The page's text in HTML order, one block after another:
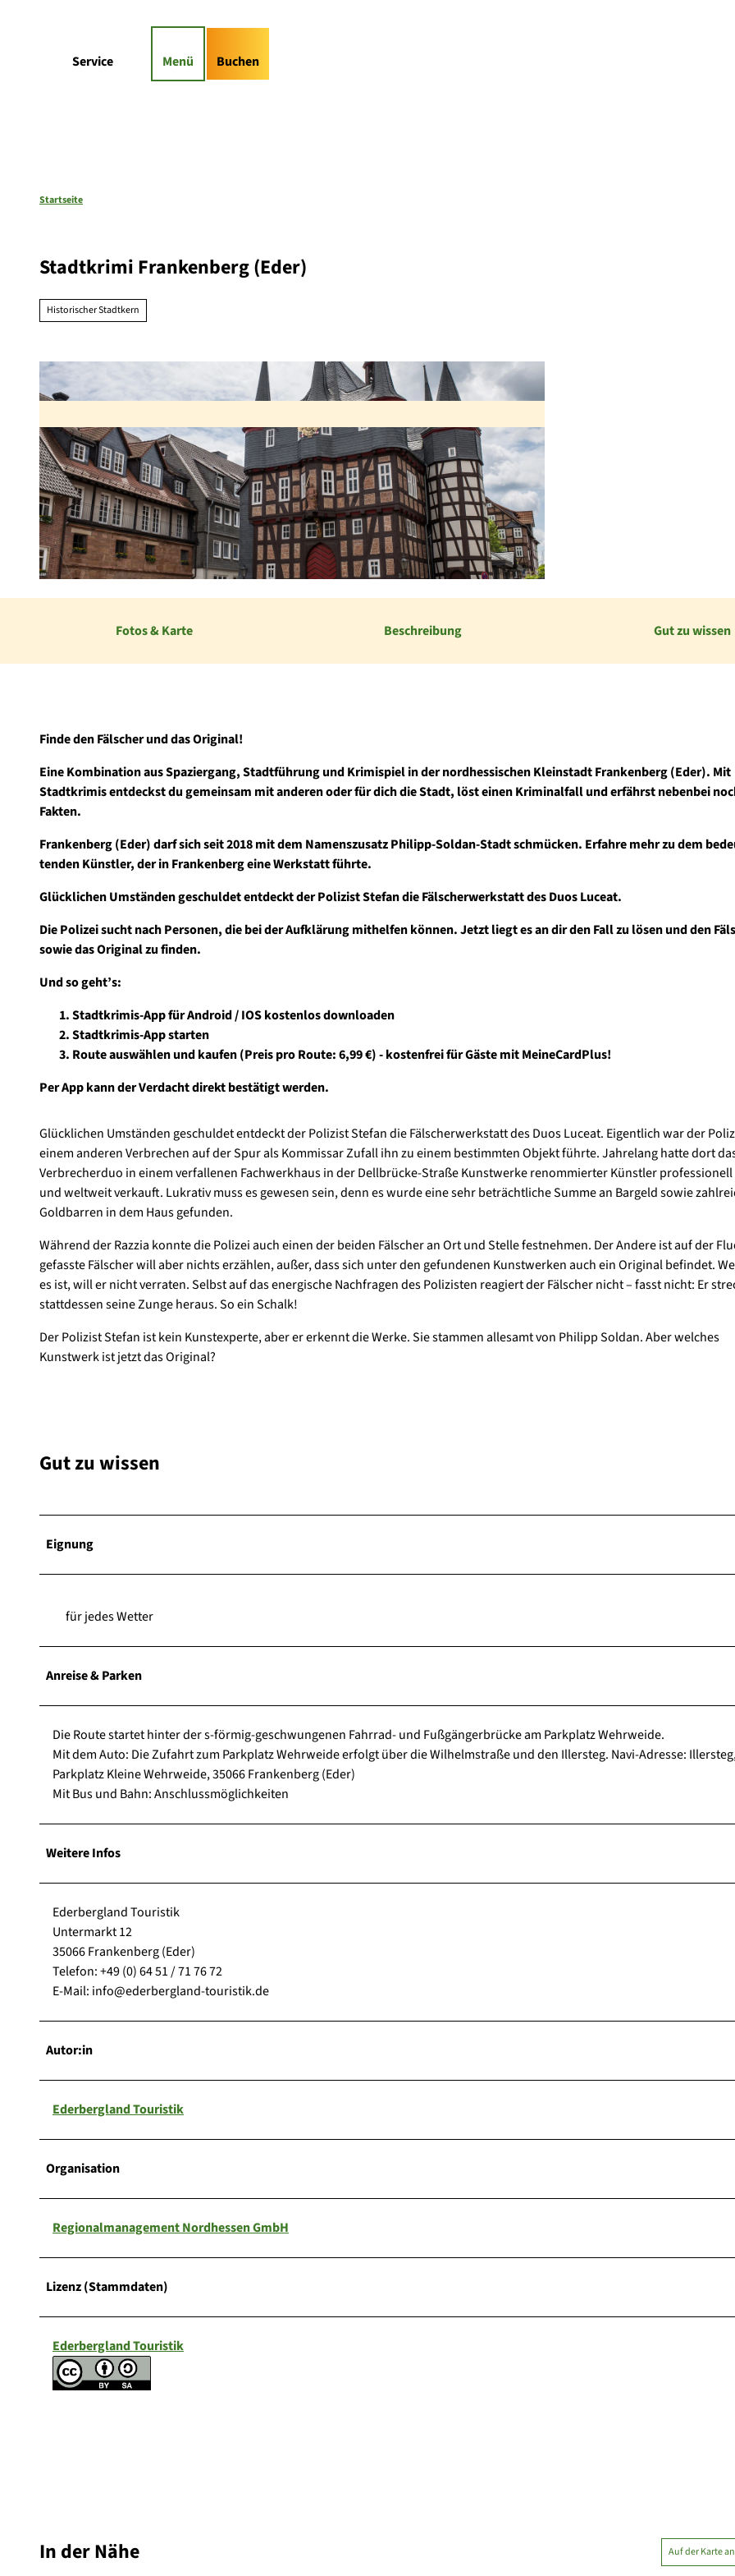
Service Menü Buchen
Startseite
Stadtkrimi Frankenberg (Eder)
Historischer Stadtkern
Fotos & Karte Beschreibung Gut zu wissen
Finde den Fälscher und das Original!
Eine Kombination aus Spaziergang, Stadtführung und Krimispiel in der nordhessischen Kleinstadt Frankenberg (Eder). Mit
Stadtkrimis entdeckst du gemeinsam mit anderen oder für dich die Stadt, löst einen Kriminalfall und erfährst nebenbei
Fakten.
Franken­berg (Eder) darf sich seit 2018 mit dem Namens­zusatz Philipp-Soldan-Stadt schmücken. Erfahre mehr zu dem
tenden Künstler, der in Franken­berg eine Werk­statt führte.
Glücklichen Umständen geschuldet entdeckt der Polizist Stefan die Fälscherwerkstatt des Duos Luceat.
Die Polizei sucht nach Personen, die bei der Aufklärung mithelfen können. Jetzt liegt es an dir den Fall zu lösen und den
sowie das Original zu finden.
Und so geht’s:
Stadtkrimis-App für Android / IOS kostenlos downloaden
Stadtkrimis-App starten
Route auswählen und kaufen (Preis pro Route: 6,99 €) - kostenfrei für Gäste mit MeineCardPlus!
Per App kann der Verdacht direkt bestätigt werden.
Glücklichen Umständen geschuldet entdeckt der Polizist Stefan die Fälscherwerkstatt des Duos Luceat. Eigentlich war der
einem anderen Verbrechen auf der Spur als Kommissar Zufall ihn zu einem bestimmten Objekt führte. Jahrelang hatte dort
Verbrecherduo in einem verfallenen Fachwerkhaus in der Dellbrücke-Straße Kunstwerke renommierter Künstler
und weltweit verkauft. Lukrativ muss es gewesen sein, denn es wurde eine sehr beträchtliche Summe an Bargeld sowie
Goldbarren in dem Haus gefunden.
Während der Razzia konnte die Polizei auch einen der beiden Fälscher an Ort und Stelle festnehmen. Der Andere ist auf der
gefasste Fälscher will aber nichts erzählen, außer, dass sich unter den gefundenen Kunstwerken auch ein Original befindet.
es ist, will er nicht verraten. Selbst auf das energische Nachfragen des Polizisten reagiert der Fälscher nicht – fasst nicht: Er
stattdessen seine Zunge heraus. So ein Schalk!
Der Polizist Stefan ist kein Kunstexperte, aber er erkennt die Werke. Sie stammen allesamt von Philipp Soldan. Aber welches
Kunstwerk ist jetzt das Original?
Gut zu wissen
Eignung
für jedes Wetter
Anreise & Parken
Die Route startet hinter der s-förmig-geschwungenen Fahrrad- und Fußgängerbrücke am Parkplatz Wehrweide.
Mit dem Auto: Die Zufahrt zum Parkplatz Wehrweide erfolgt über die Wilhelmstraße und den Illersteg. Navi-Adresse:
Parkplatz Kleine Wehrweide, 35066 Frankenberg (Eder)
Mit Bus und Bahn: Anschlussmöglichkeiten
Weitere Infos
Ederbergland Touristik
Untermarkt 12
35066 Frankenberg (Eder)
Telefon: +49 (0) 64 51 / 71 76 72
E-Mail: info@ederbergland-touristik.de
Autor:in
Ederbergland Touristik
Organisation
Regionalmanagement Nordhessen GmbH
Lizenz (Stammdaten)
Ederbergland Touristik
In der Nähe Auf der Karte